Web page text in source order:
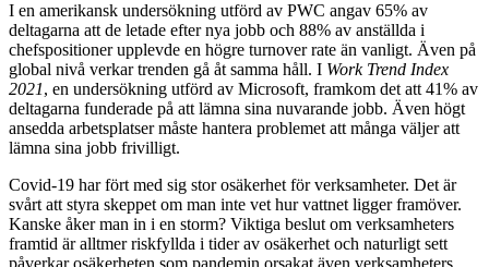
I en amerikansk undersökning utförd av PWC angav 65% av
deltagarna att de letade efter nya jobb och 88% av anställda i
chefspositioner upplevde en högre turnover rate än vanligt. Även på
global nivå verkar trenden gå åt samma håll. I Work Trend Index
2021, en undersökning utförd av Microsoft, framkom det att 41% av
deltagarna funderade på att lämna sina nuvarande jobb. Även högt
ansedda arbetsplatser måste hantera problemet att många väljer att
lämna sina jobb frivilligt.
Covid-19 har fört med sig stor osäkerhet för verksamheter. Det är
svårt att styra skeppet om man inte vet hur vattnet ligger framöver.
Kanske åker man in i en storm? Viktiga beslut om verksamheters
framtid är alltmer riskfyllda i tider av osäkerhet och naturligt sett